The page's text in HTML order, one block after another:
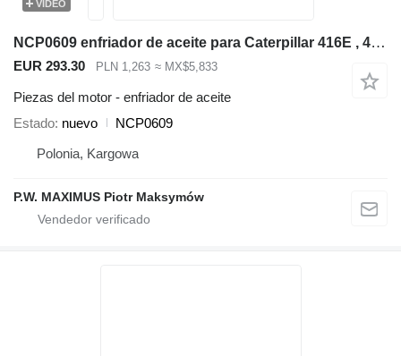
VÍDEO
NCP0609 enfriador de aceite para Caterpillar 416E , 432E , 420E , 442E , 434E , 422E , 444E , 428E retroexcavadora
EUR 293.30 PLN 1,263 ≈ MX$5,833
Piezas del motor - enfriador de aceite
Estado nuevo
NCP0609
Polonia, Kargowa
P.W. MAXIMUS Piotr Maksymów